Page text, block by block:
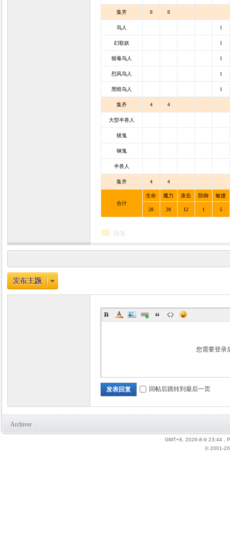
集齐 8 8
鸟人 1
幻歌妖 1
狠毒鸟人 1
烈风鸟人 1
黑暗鸟人 1
集齐 4 4
大型半兽人
猪鬼
钢鬼
半兽人
集齐 4 4
合计
生命 魔力 攻击 防御 敏捷
28 28 12 1 5
回复
您需要登录
发表回复 回帖后跳转到最后一页
Archiver
GMT+8, 2026-8-9 23:44
,
© 2001-